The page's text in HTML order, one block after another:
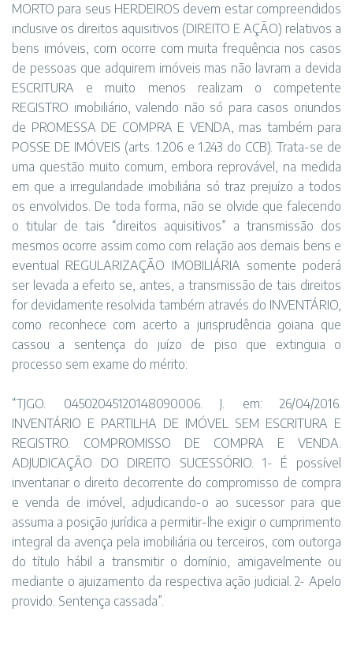
MORTO para seus HERDEIROS devem estar compreendidos
inclusive os direitos aquisitivos (DIREITO E AÇÃO) relativos a
bens imóveis, com ocorre com muita frequência nos casos
de pessoas que adquirem imóveis mas não lavram a devida
ESCRITURA e muito menos realizam o competente
REGISTRO imobiliário, valendo não só para casos oriundos
de PROMESSA DE COMPRA E VENDA, mas também para
POSSE DE IMÓVEIS (arts. 1.206 e 1.243 do CCB). Trata-se de
uma questão muito comum, embora reprovável, na medida
em que a irregularidade imobiliária só traz prejuízo a todos
os envolvidos. De toda forma, não se olvide que falecendo
o titular de tais “direitos aquisitivos” a transmissão dos
mesmos ocorre assim como com relação aos demais bens e
eventual REGULARIZAÇÃO IMOBILIÁRIA somente poderá
ser levada a efeito se, antes, a transmissão de tais direitos
for devidamente resolvida também através do INVENTÁRIO,
como reconhece com acerto a jurisprudência goiana que
cassou a sentença do juízo de piso que extinguia o
processo sem exame do mérito:
“TJGO. 04502045120148090006. J. em: 26/04/2016.
INVENTÁRIO E PARTILHA DE IMÓVEL SEM ESCRITURA E
REGISTRO. COMPROMISSO DE COMPRA E VENDA.
ADJUDICAÇÃO DO DIREITO SUCESSÓRIO. 1- É possível
inventariar o direito decorrente do compromisso de compra
e venda de imóvel, adjudicando-o ao sucessor para que
assuma a posição jurídica a permitir-lhe exigir o cumprimento
integral da avença pela imobiliária ou terceiros, com outorga
do título hábil a transmitir o domínio, amigavelmente ou
mediante o ajuizamento da respectiva ação judicial. 2- Apelo
provido. Sentença cassada”.